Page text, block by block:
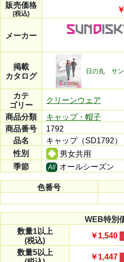
販売価格
(税込)
メーカー
掲載
カタログ
日の丸 サン
カテ
ゴリー
クリーンウェア
商品分類
キャップ・帽子
商品番号
1792
品名
キャップ（SD1792）
性別
男女共用
季節
All オールシーズン
色番号
WEB特別
数量1以上
(税込)
￥1,540
数量5以上
￥1,447